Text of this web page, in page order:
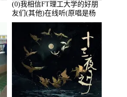
(0)我相信FT理工大学的好朋
友们(其他)在线听(原唱是杨
培安)，老乔演唱点播:23714